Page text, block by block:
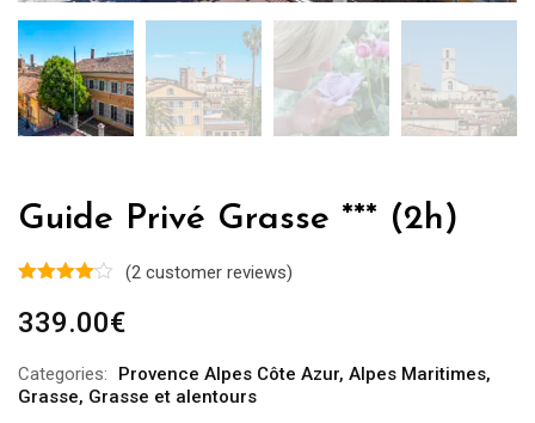
Guide Privé Grasse *** (2h)
(2 customer reviews)
339.00€
Categories: Provence Alpes Côte Azur, Alpes Maritimes,
Grasse, Grasse et alentours